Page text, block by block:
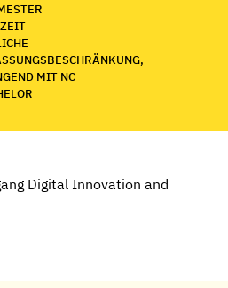
MIT NC
Digital Innovation and